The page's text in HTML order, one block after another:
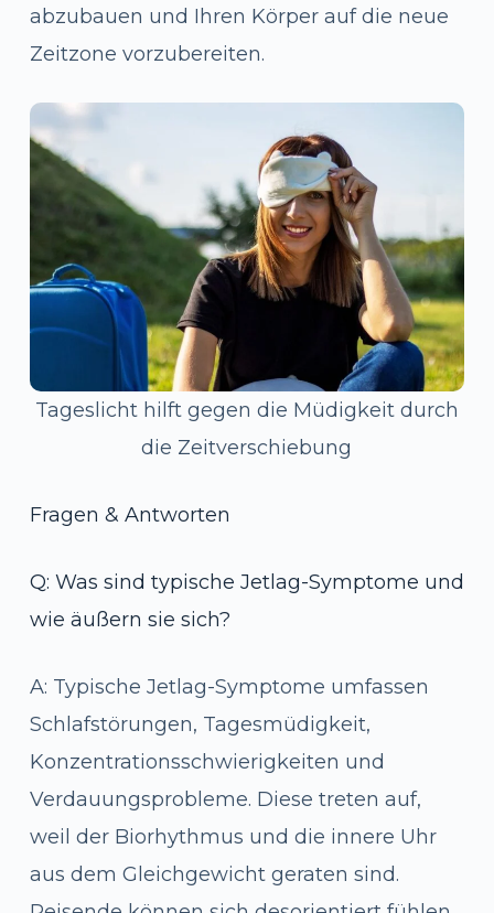
abzubauen und Ihren Körper auf die neue
Zeitzone vorzubereiten.
Tageslicht hilft gegen die Müdigkeit durch
die Zeitverschiebung
Fragen & Antworten
Q: Was sind typische Jetlag-Symptome und
wie äußern sie sich?
A: Typische Jetlag-Symptome umfassen
Schlafstörungen, Tagesmüdigkeit,
Konzentrationsschwierigkeiten und
Verdauungsprobleme. Diese treten auf,
weil der Biorhythmus und die innere Uhr
aus dem Gleichgewicht geraten sind.